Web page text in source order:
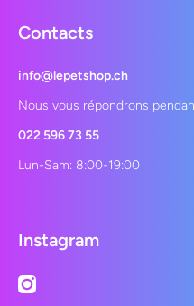
Contacts
info@lepetshop.ch
Nous vous répondrons
022 596 73 55
Lun-Sam: 8:00-19:00
Instagram
instagramcom/lepetshopch/